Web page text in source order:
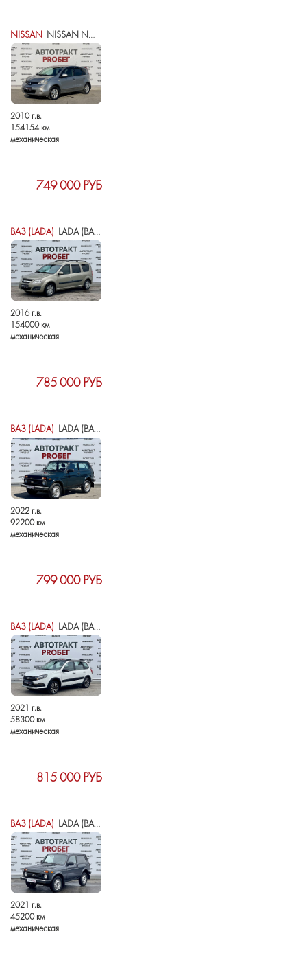
NISSAN NISSAN NOTE I РЕСТАЙЛИНГ
2010 г.в.
154154 км
механическая
749 000 РУБ
ВАЗ (LADA) LADA (ВАЗ) LARGUS I
2016 г.в.
154000 км
механическая
785 000 РУБ
ВАЗ (LADA) LADA (ВАЗ) NIVA LEGEND I
2022 г.в.
92200 км
механическая
799 000 РУБ
ВАЗ (LADA) LADA (ВАЗ) GRANTA I РЕСТАЙЛИНГ
2021 г.в.
58300 км
механическая
815 000 РУБ
ВАЗ (LADA) LADA (ВАЗ) 2121 (4X4) I РЕСТАЙЛИНГ (2020)
2021 г.в.
45200 км
механическая